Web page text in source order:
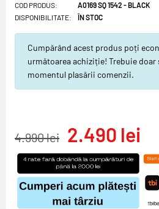
COD PRODUS:
DISPONIBILITATE:
A0169 SQ 1542 - BLACK
ÎN STOC
Cumpărând acest produs poți
următoarea achiziție! Trebuie
momentul plasării comenzii.
4.990 lei 2.490 lei